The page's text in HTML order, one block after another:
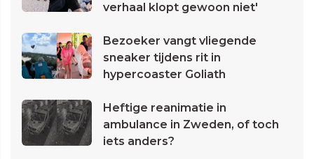
verhaal klopt gewoon niet'
Bezoeker vangt vliegende
sneaker tijdens rit in
hypercoaster Goliath
Heftige reanimatie in
ambulance in Zweden, of toch
iets anders?